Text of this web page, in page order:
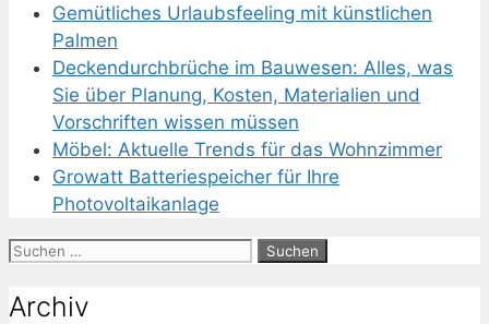
Gemütliches Urlaubsfeeling mit künstlichen
Palmen
Deckendurchbrüche im Bauwesen: Alles, was
Sie über Planung, Kosten, Materialien und
Vorschriften wissen müssen
Möbel: Aktuelle Trends für das Wohnzimmer
Growatt Batteriespeicher für Ihre
Photovoltaikanlage
Suchen
Archiv